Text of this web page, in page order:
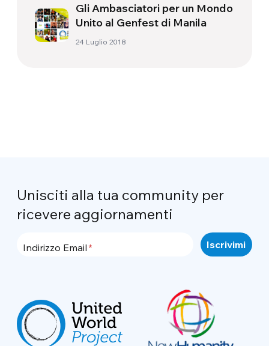
Gli Ambasciatori per un Mondo
Unito al Genfest di Manila
24 Luglio 2018
Unisciti alla tua community per
ricevere aggiornamenti
Indirizzo Email